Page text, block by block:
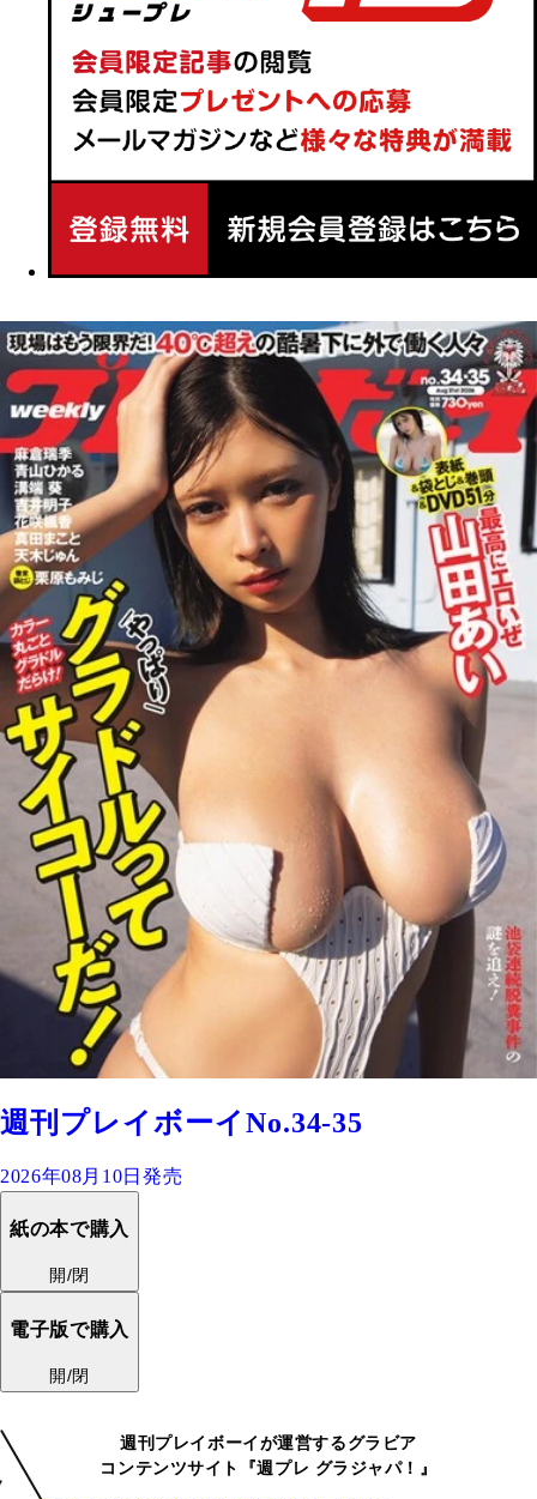
週刊プレイボーイNo.34-35
2026年08月10日発売
紙の本で購入
開/閉
電子版で購入
開/閉
週刊プレイボーイが運営するグラビア
コンテンツサイト『週プレ グラジャパ！』